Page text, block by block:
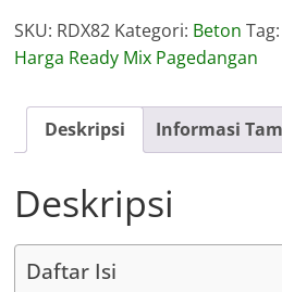
Mix
Pagedangan
SKU: RDX82 Kategori: Beton Tag:
Harga Ready Mix Pagedangan
Deskripsi Informasi
Deskripsi
Daftar Isi